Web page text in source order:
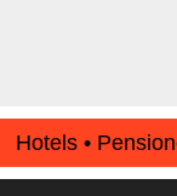
Hotels •
Apartments •